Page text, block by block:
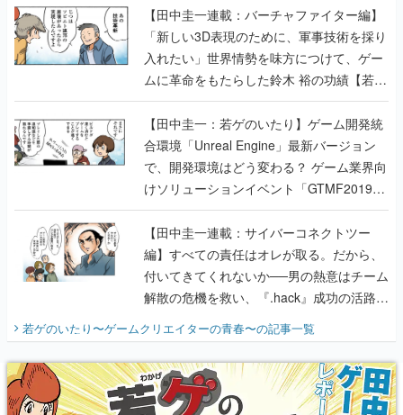
【田中圭一連載：バーチャファイター編】
「新しい3D表現のために、軍事技術を採り
入れたい」世界情勢を味方につけて、ゲー
ムに革命をもたらした鈴木 裕の功績【若ゲ
のいたり】
【田中圭一：若ゲのいたり】ゲーム開発統
合環境「Unreal Engine」最新バージョン
で、開発環境はどう変わる？ ゲーム業界向
けソリューションイベント「GTMF2019」
に行って、より理解を深めよう【PR】
【田中圭一連載：サイバーコネクトツー
編】すべての責任はオレが取る。だから、
付いてきてくれないか──男の熱意はチーム
解散の危機を救い、『.hack』成功の活路を
開く。業界の快男児・松山 洋に流れる血は
『少年ジャンプ』色だった【若ゲのいた
り】
若ゲのいたり〜ゲームクリエイターの青春〜の記事一覧